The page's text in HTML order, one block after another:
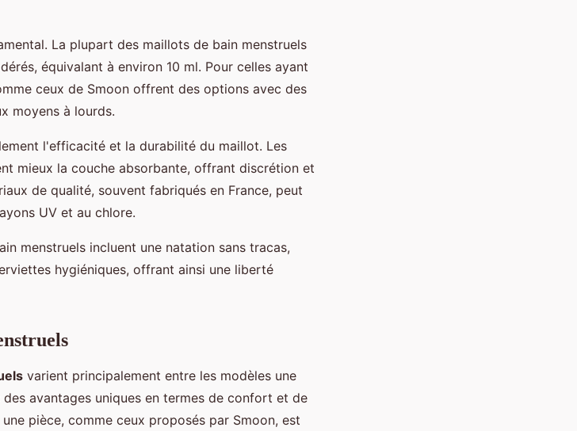
La plupart des maillots de bain menstruels
équivalant à environ 10 ml. Pour celles ayant
ceux de Smoon offrent des options avec des
moyens à lourds.
l'efficacité et la durabilité du maillot. Les
mieux la couche absorbante, offrant discrétion et
de qualité, souvent fabriqués en France, peut
UV et au chlore.
menstruels incluent une natation sans tracas,
hygiéniques, offrant ainsi une liberté
varient principalement entre les modèles une
avantages uniques en termes de confort et de
pièce, comme ceux proposés par Smoon, est